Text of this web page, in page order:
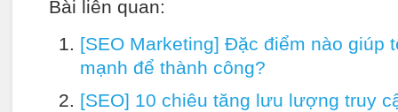
Bài liên quan:
[SEO Marketing] Đặc điểm nào giúp
mạnh để thành công?
[SEO] 10 chiêu tăng lưu lượng truy